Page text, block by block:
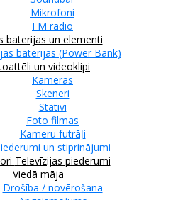
Mikrofoni
FM radio
baterijas un elementi
baterijas (Power Bank)
un videoklipi
Kameras
Skeneri
Statīvi
Foto filmas
Kameru futrāļi
un stiprinājumi
Televīzijas piederumi
Viedā māja
Drošība / novērošana